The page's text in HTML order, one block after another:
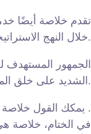
تقدم خلاصة أيضًا
خلال النهج الاستراتيجي لخلاصة. هذا النهج يضمن أن علامتك التجارية ستكون قوية ومتماشية مع رؤية وأهداف الشركة.
الجمهور المستهدف
الشديد على خلق المحتوى ودمج الذكاء الاصطناعي في التسويق الرقمي. تضمن خلاصة التواصل المهني والمتسق، ملتزمة دائمًا بتقديم خدمات تفوق توقعات العملاء.
يمكك القول خلاصة تعتبر الاداة الفعاله للتسويق الرقمي، معها يمككك الوصول الى الجمهور المستهدف بطريقه اكثر فعاليه و تحقيق اهداف الشركه بشكل اكبر .
في الختام، خلاصة